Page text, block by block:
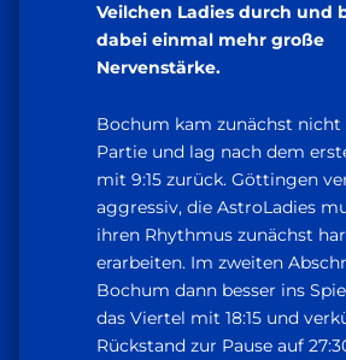
Veilchen Ladies durch und
dabei einmal mehr große
Nervenstärke.
Bochum kam zunächst
Partie und lag nach dem
mit 9:15 zurück. Göttingen
aggressiv, die AstroLadies
ihren Rhythmus zunächst
erarbeiten. Im zweiten
Bochum dann besser ins
das Viertel mit 18:15 und
Rückstand zur Pause auf